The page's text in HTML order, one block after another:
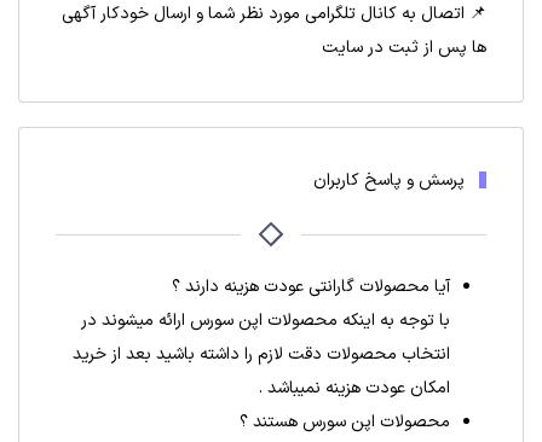
📌 اتصال به کانال تلگرامی مورد نظر شما و ارسال خودکار آگهی
ها پس از ثبت در سایت
پرسش و پاسخ کاربران
آیا محصولات گارانتی عودت هزینه دارند ؟
با توجه به اینکه محصولات اپن سورس ارائه میشوند در
انتخاب محصولات دقت لازم را داشته باشید بعد از خرید
امکان عودت هزینه نمیباشد .
محصولات اپن سورس هستند ؟